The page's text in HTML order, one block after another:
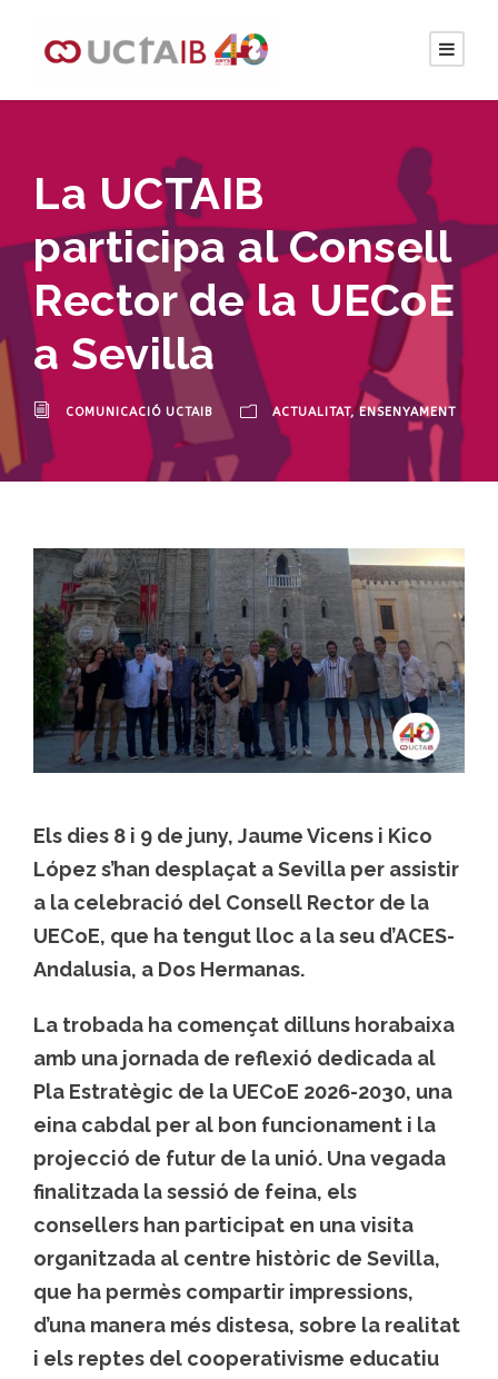
La UCTAIB
participa al Consell
Rector de la UECoE
a Sevilla
COMUNICACIÓ UCTAIB ACTUALITAT, ENSENYAMENT
Els dies 8 i 9 de juny, Jaume Vicens i Kico
López s’han desplaçat a Sevilla per assistir
a la celebració del Consell Rector de la
UECoE, que ha tengut lloc a la seu d’ACES-
Andalusia, a Dos Hermanas.
La trobada ha començat dilluns horabaixa
amb una jornada de reflexió dedicada al
Pla Estratègic de la UECoE 2026-2030, una
eina cabdal per al bon funcionament i la
projecció de futur de la unió. Una vegada
finalitzada la sessió de feina, els
consellers han participat en una visita
organitzada al centre històric de Sevilla,
que ha permès compartir impressions,
d’una manera més distesa, sobre la realitat
i els reptes del cooperativisme educatiu